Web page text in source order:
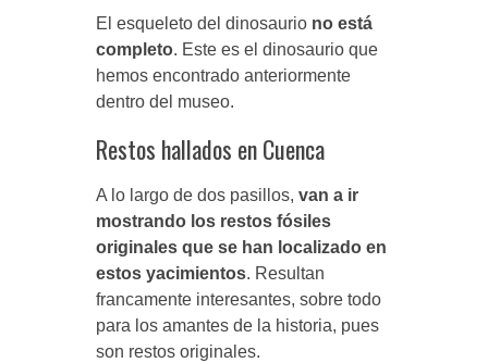
El esqueleto del dinosaurio no está
completo. Este es el dinosaurio que
hemos encontrado anteriormente
dentro del museo.
Restos hallados en Cuenca
A lo largo de dos pasillos, van a ir
mostrando los restos fósiles
originales que se han localizado en
estos yacimientos. Resultan
francamente interesantes, sobre todo
para los amantes de la historia, pues
son restos originales.